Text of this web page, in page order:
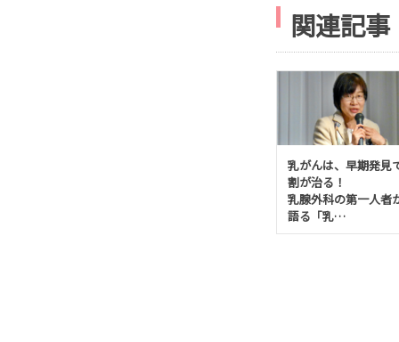
関連記事
乳がんは、早期発見
割が治る！
乳腺外科の第一人者
語る「乳…